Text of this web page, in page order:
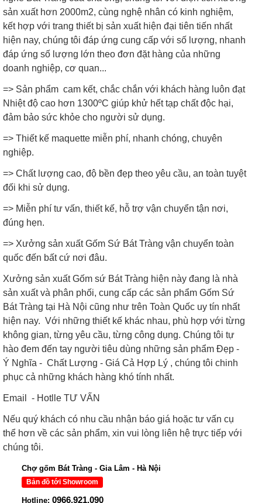
sản xuất hơn 2000m2, cùng nghệ nhân có kinh nghiệm,
kết hợp với trang thiết bị sản xuất hiện đại tiên tiến nhất
hiện nay, chúng tôi đáp ứng cung cấp với số lượng, nhanh
đáp ứng số lượng lớn theo đơn đặt hàng của những
doanh nghiệp, cơ quan...
=> Sản phẩm cam kết, chắc chắn với khách hàng luôn đạt
Nhiệt độ cao hơn 1300ºC giúp khử hết tạp chất độc hại,
đảm bảo sức khỏe cho người sử dụng.
=> Thiết kế maquette miễn phí, nhanh chóng, chuyên
nghiệp.
=> Chất lượng cao, độ bền đẹp theo yêu cầu, an toàn tuyệt
đối khi sử dụng.
=> Miễn phí tư vấn, thiết kế, hỗ trợ vận chuyển tận nơi,
đúng hẹn.
=> Xưởng sản xuất Gốm Sứ Bát Tràng vận chuyển toàn
quốc đến bất cứ nơi đâu.
Xưởng sản xuất Gốm sứ Bát Tràng hiện này đang là nhà
sản xuất và phân phối, cung cấp các sản phẩm Gốm Sứ
Bát Tràng tại Hà Nội cũng như trên Toàn Quốc uy tín nhất
hiện nay. Với những thiết kế khác nhau, phù hợp với từng
không gian, từng yêu cầu, từng công dụng. Chúng tôi tự
hào đem đến tay người tiêu dùng những sản phẩm Đẹp -
Ý Nghĩa - Chất Lượng - Giá Cả Hợp Lý , chúng tôi chinh
phục cả những khách hàng khó tính nhất.
Email - Hotlle TƯ VẤN
Nếu quý khách có nhu cầu nhận báo giá hoặc tư vấn cụ
thể hơn về các sản phẩm, xin vui lòng liên hệ trực tiếp với
chúng tôi.
Chợ gốm Bát Tràng - Gia Lâm - Hà Nội
Bản đồ tới Showroom
Hotline: 0966.921.090